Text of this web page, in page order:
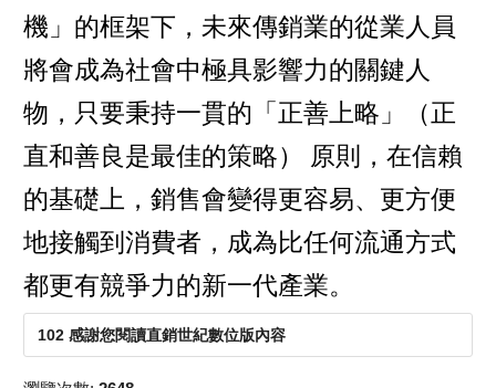
機」的框架下，未來傳銷業的從業人員
將會成為社會中極具影響力的關鍵人
物，只要秉持一貫的「正善上略」（正
直和善良是最佳的策略） 原則，在信賴
的基礎上，銷售會變得更容易、更方便
地接觸到消費者，成為比任何流通方式
都更有競爭力的新一代產業。
102 感謝您閱讀直銷世紀數位版內容